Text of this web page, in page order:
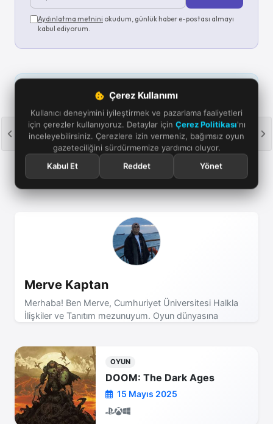
Çerez Kullanımı
Kullanıcı deneyimini iyileştirmek ve pazarlama faaliyetleri
için çerezler kullanıyoruz. Detaylar için Çerez Politikası'nı
inceleyebilirsiniz. Çerezlere izin vermeniz, bağımsız oyun
gazeteciliğini sürdürmemize yardımcı oluyor.
Kabul Et
Reddet Yönet
Aydınlatma metnini okudum, günlük haber e-postası almayı
kabul ediyorum.
Google'da bizi öne çıkarın
Aramalarda ve haber akışında Oyun Günlüğü'nü takip
edin. Bağımsız oyun gazeteciliğine verdiğiniz destek için
teşekkürler.
Öne çıkar Takip et
Merve Kaptan
Merhaba! Ben Merve, Cumhuriyet Üniversitesi Halkla
İlişkiler ve Tanıtım mezunuyum. Oyun dünyasına
OYUN
DOOM: The Dark Ages
15 Mayıs 2025